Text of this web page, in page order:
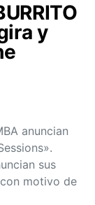
y
anuncian
sus
motivo de